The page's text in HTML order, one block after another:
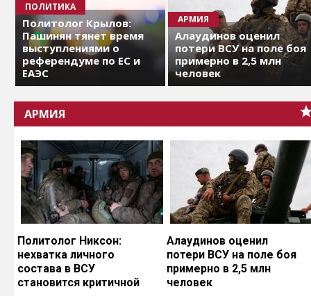
ПОЛИТИКА
Политолог Крылов:
Пашинян тянет время
выступлениями о
референдуме по ЕС и
ЕАЭС
АРМИЯ
Алаудинов оценил
потери ВСУ на поле боя
примерно в 2,5 млн
человек
АРМИЯ
Политолог Никсон:
нехватка личного
состава в ВСУ
становится критичной
Алаудинов оценил
потери ВСУ на поле боя
примерно в 2,5 млн
человек